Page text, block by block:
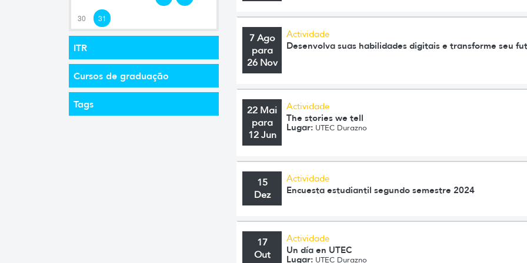
30 31
ITR
Cursos de graduação
Tags
7 Ago
para
26 Nov
Actividade
Desenvolva suas habilidades digitais e transforme seu
22 Mai
para
12 Jun
Actividade
The stories we tell
Lugar: UTEC Durazno
15
Dez
Actividade
Encuesta estudiantil segundo semestre 2024
17
Out
Actividade
Un día en UTEC
Lugar: UTEC Durazno